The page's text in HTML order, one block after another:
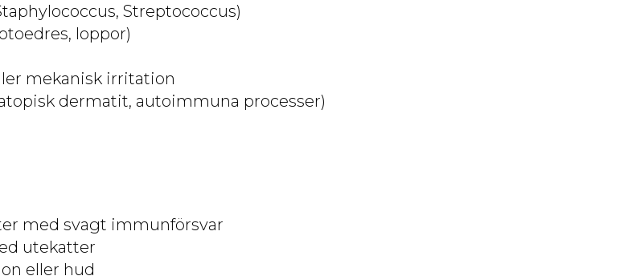
Streptococcus)
loppor)
mekanisk irritation
dermatit, autoimmuna processer)
med svagt immunförsvar
utekatter
eller hud